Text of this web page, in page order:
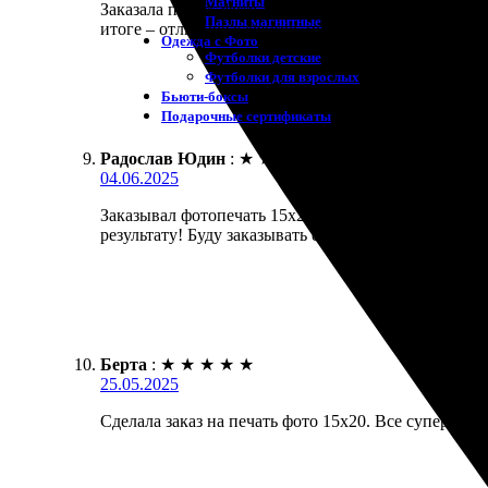
Пазлы магнитные
Одежда с Фото
Футболки детские
Футболки для взрослых
Бьюти-боксы
Подарочные сертификаты
Заказала печать фото 15х20. Удобный интерфейс
итоге – отличное качество, цвета яркие и
Радослав Юдин : ★ ★
04.06.2025
Заказывал фотопечать 15х20. Всё прошло на
результату! Буду заказывать ещё.
Берта : ★ ★ ★ ★ ★
25.05.2025
Сделала заказ на печать фото 15х20. Все супер!